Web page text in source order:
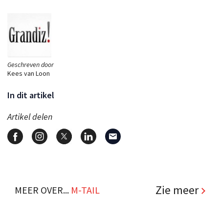
Geschreven door
Kees van Loon
In dit artikel
Artikel delen
MEER OVER... M-TAIL Zie meer